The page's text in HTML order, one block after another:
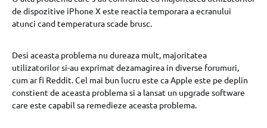
de dispozitive iPhone X este reactia temporara a ecranului
atunci cand temperatura scade brusc.
Desi aceasta problema nu dureaza mult, majoritatea
utilizatorilor si-au exprimat dezamagirea in diverse forumuri,
cum ar fi Reddit. Cel mai bun lucru este ca Apple este pe deplin
constient de aceasta problema si a lansat un upgrade software
care este capabil sa remedieze aceasta problema.